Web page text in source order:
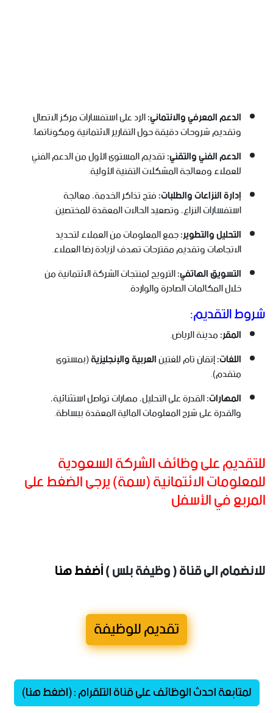
الدعم المعرفي والائتماني:الرد على استفسارات مركز الاتصال
وتقديم شروحات دقيقة حول التقارير الائتمانية ومكوناتها.
الدعم الفني والتقني:تقديم المستوى الأول من الدعم الفني
للعملاء ومعالجة المشكلات التقنية الأولية.
إدارة النزاعات والطلبات:فتح تذاكر الخدمة، معالجة
استفسارات النزاع، وتصعيد الحالات المعقدة للمختصين.
التحليل والتطوير:جمع المعلومات من العملاء لتحديد
الاتجاهات وتقديم مقترحات تهدف لزيادة رضا العملاء.
التسويق الهاتفي:الترويج لمنتجات الشركة الائتمانية من
خلال المكالمات الصادرة والواردة.
شروط التقديم:
المقر:مدينة الرياض.
اللغات:إتقان تام للغتينالعربية والإنجليزية(بمستوى
متقدم).
المهارات:القدرة على التحليل، مهارات تواصل استثنائية،
والقدرة على شرح المعلومات المالية المعقدة ببساطة.
للتقديم على وظائف الشركة السعودية
للمعلومات الائتمانية (سمة) يرجى الضغط على
المربع في الأسفل
للانضمام الى قناة ( وظيفة بلس )أضغط هنا
تقديم للوظيفة
لمتابعة احدث الوظائف على قناة التلقرام : (اضغط هنا)